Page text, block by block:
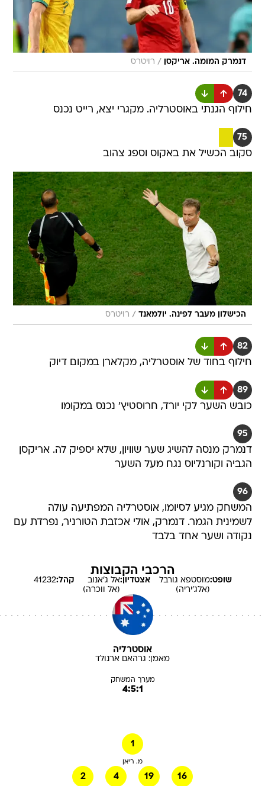
דנמרק המומה. אריקסן / רויטרס
74
חילוף הגנתי באוסטרליה. מקגרי יצא, רייט נכנס
75
סקוב הכשיל את באקוס וספג צהוב
הכישלון מעבר לפינה. יולמאנד / רויטרס
82
חילוף בחוד של אוסטרליה, מקלארן במקום דיוק
89
כובש השער לקי יורד, חרוסטיץ' נכנס במקומו
95
דנמרק מנסה להשיג שער שוויון, שלא יספיק לה. אריקסן
הגביה וקורנליוס נגח מעל השער
96
המשחק מגיע לסיומו, אוסטרליה המפתיעה עולה
לשמינית הגמר. דנמרק, אולי אכזבת הטורניר, נפרדת עם
נקודה ושער אחד בלבד
הרכבי הקבוצות
שופט:מוסטפא גורבל
(אלג'יריה)
אצטדיון:אל ג'אנוב
(אל ווכרה)
קהל:41232
אוסטרליה
מאמן: גרהאם ארנולד
מערך המשחק
4:5:1
1
מ. ריאן
2 4 19 16